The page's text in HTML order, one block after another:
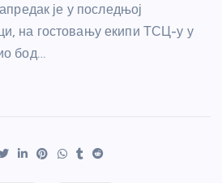
је у последњој
на гостовању екипи ТСЦ-у у
бод…